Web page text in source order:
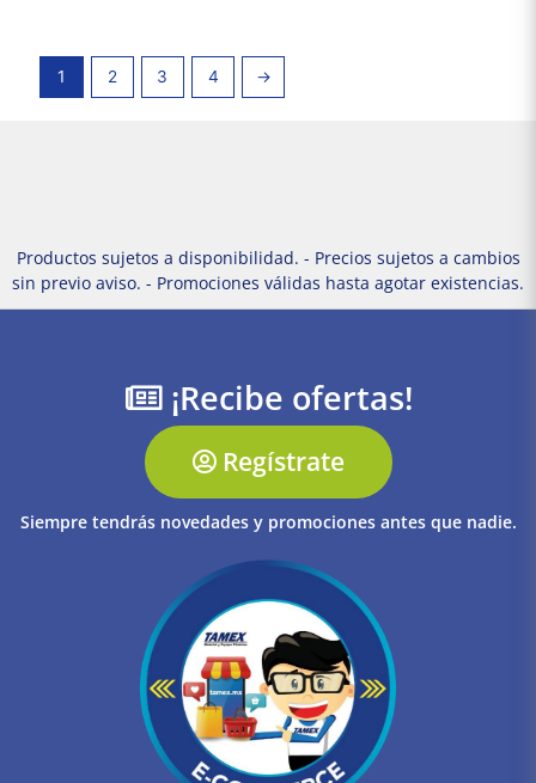
1 2 3 4 →
Productos sujetos a disponibilidad. - Precios sujetos a cambios
sin previo aviso. - Promociones válidas hasta agotar existencias.
¡Recibe ofertas!
Regístrate
Siempre tendrás novedades y promociones antes que nadie.